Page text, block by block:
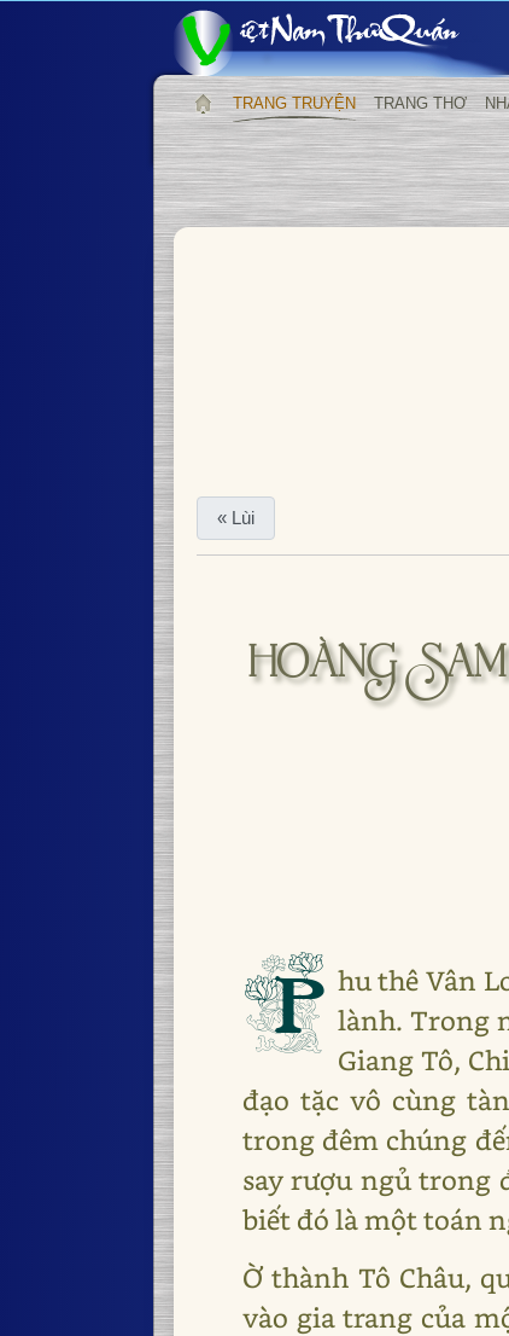
TRANG TRUYỆN TRANG THƠ
« Lùi
HOÀNG
P hu thê Vân
lành. Trong
Giang Tô,
đạo tặc vô cùng
trong đêm chúng
say rượu ngủ trong
biết đó là một toán
Ờ thành Tô Châu,
vào gia trang của